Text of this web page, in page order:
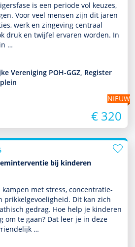
is een periode vol keuzes,
Voor veel mensen zijn dit jaren
werk en zingeving centraal
druk en twijfel ervaren worden. In
…
Vereniging POH-GGZ, Register
NIEUW
€ 320
bij kinderen
met stress, concentratie-
prikkelgevoeligheid. Dit kan zich
gedrag. Hoe help je kin­de­ren
om te gaan? Dat leer je in deze
…